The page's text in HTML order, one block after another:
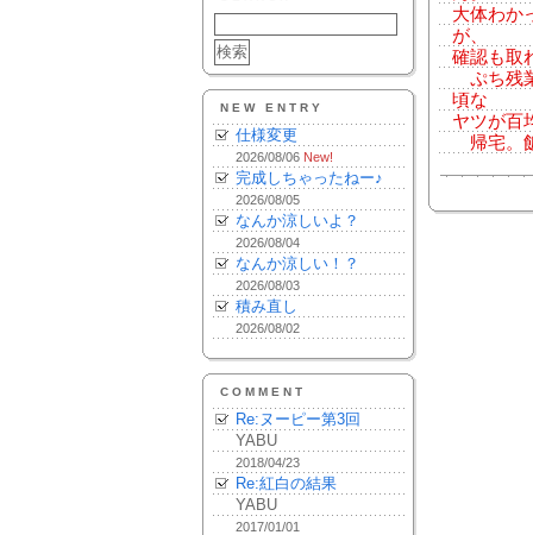
NEW ENTRY
仕様変更
2026/08/06 New!
完成しちゃったねー♪
2026/08/05
なんか涼しいよ？
2026/08/04
なんか涼しい！？
2026/08/03
積み直し
2026/08/02
COMMENT
Re:ヌーピー第3回
YABU
2018/04/23
Re:紅白の結果
YABU
2017/01/01
大体わか
が、
確認も取
ぷち残
頃な
ヤツが百
帰宅。